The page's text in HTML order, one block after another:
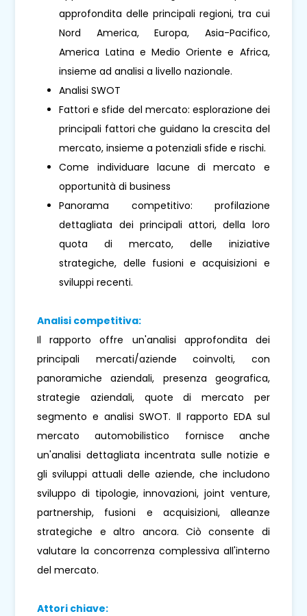
approfondita delle principali regioni, tra cui
Nord America, Europa, Asia-Pacifico,
America Latina e Medio Oriente e Africa,
insieme ad analisi a livello nazionale.
Analisi SWOT
Fattori e sfide del mercato: esplorazione dei
principali fattori che guidano la crescita del
mercato, insieme a potenziali sfide e rischi.
Come individuare lacune di mercato e
opportunità di business
Panorama competitivo: profilazione
dettagliata dei principali attori, della loro
quota di mercato, delle iniziative
strategiche, delle fusioni e acquisizioni e
sviluppi recenti.
Analisi competitiva:
Il rapporto offre un'analisi approfondita dei
principali mercati/aziende coinvolti, con
panoramiche aziendali, presenza geografica,
strategie aziendali, quote di mercato per
segmento e analisi SWOT. Il rapporto EDA sul
mercato automobilistico fornisce anche
un'analisi dettagliata incentrata sulle notizie e
gli sviluppi attuali delle aziende, che includono
sviluppo di tipologie, innovazioni, joint venture,
partnership, fusioni e acquisizioni, alleanze
strategiche e altro ancora. Ciò consente di
valutare la concorrenza complessiva all'interno
del mercato.
Attori chiave: